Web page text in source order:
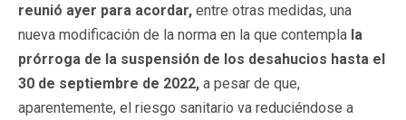
reunió ayer para acordar, entre otras medidas, una
nueva modificación de la norma en la que contempla la
prórroga de la suspensión de los desahucios hasta el
30 de septiembre de 2022, a pesar de que,
aparentemente, el riesgo sanitario va reduciéndose a